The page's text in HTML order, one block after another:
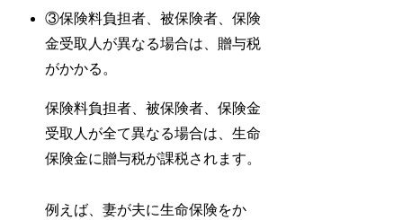
③保険料負担者、被保険者、保険
金受取人が異なる場合は、贈与税
がかかる。
保険料負担者、被保険者、保険金
受取人が全て異なる場合は、生命
保険金に贈与税が課税されます。
例えば、妻が夫に生命保険をか